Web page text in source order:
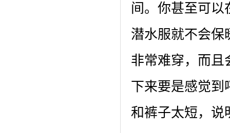
间。你甚至可
潜水服就不会保
非常难穿，而且
下来要是感觉到
和裤子太短，说